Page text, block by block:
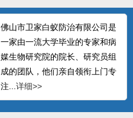
佛山市卫家白蚁防治有限公司是
一家由一流大学毕业的专家和病
媒生物研究院的院长、研究员组
成的团队，他们亲自领衔上门专
注... 详细>>